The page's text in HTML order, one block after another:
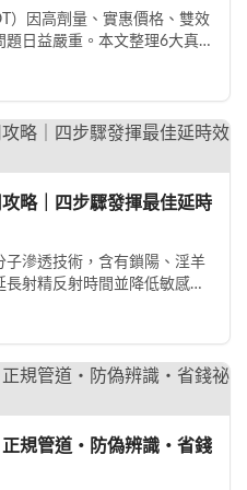
）因高劑量、實惠價格、雙效
日益嚴重。本文整理6大真
略｜四步驟發揮最佳延時
子滲透技術，含有鎖陽、淫羊
長射精反射時間並降低敏感
規管道・防偽辨識・省錢